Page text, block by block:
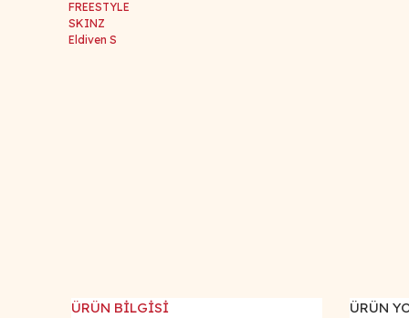
ÜRÜN BİLGİSİ ÜRÜN